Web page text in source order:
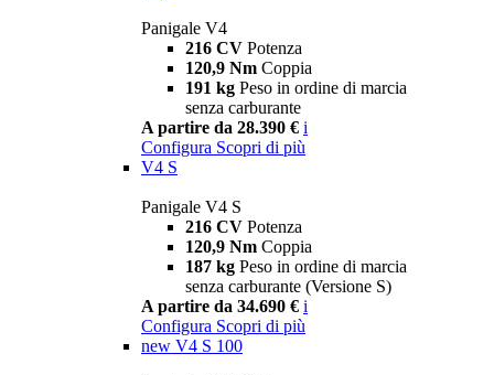
Panigale V4
216 CV Potenza
120,9 Nm Coppia
191 kg Peso in ordine di marcia
senza carburante
A partire da 28.390 € i
Configura Scopri di più
V4 S
Panigale V4 S
216 CV Potenza
120,9 Nm Coppia
187 kg Peso in ordine di marcia
senza carburante (Versione S)
A partire da 34.690 € i
Configura Scopri di più
new V4 S 100